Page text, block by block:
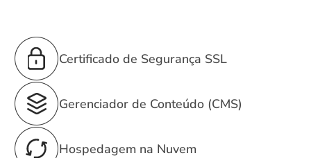
Certificado de Segurança SSL
Gerenciador de Conteúdo (CMS)
Hospedagem na Nuvem